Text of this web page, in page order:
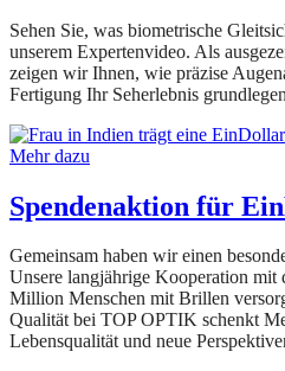
Sehen Sie, was biometrische
unserem Expertenvideo. Als
zeigen wir Ihnen, wie präzise
Fertigung Ihr Seherlebnis
Mehr dazu
Spendenaktion für
Gemeinsam haben wir einen
Unsere langjährige Kooperation
Million Menschen mit Brillen
Qualität bei TOP OPTIK schenkt
Lebensqualität und neue